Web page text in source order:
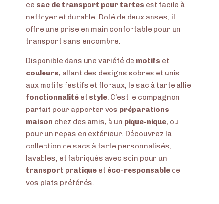
ce sac de transport pour tartes est facile à
nettoyer et durable. Doté de deux anses, il
offre une prise en main confortable pour un
transport sans encombre.
Disponible dans une variété de motifs et
couleurs, allant des designs sobres et unis
aux motifs festifs et floraux, le sac à tarte allie
fonctionnalité et style. C’est le compagnon
parfait pour apporter vos préparations
maison chez des amis, à un pique-nique, ou
pour un repas en extérieur. Découvrez la
collection de sacs à tarte personnalisés,
lavables, et fabriqués avec soin pour un
transport pratique et éco-responsable de
vos plats préférés.